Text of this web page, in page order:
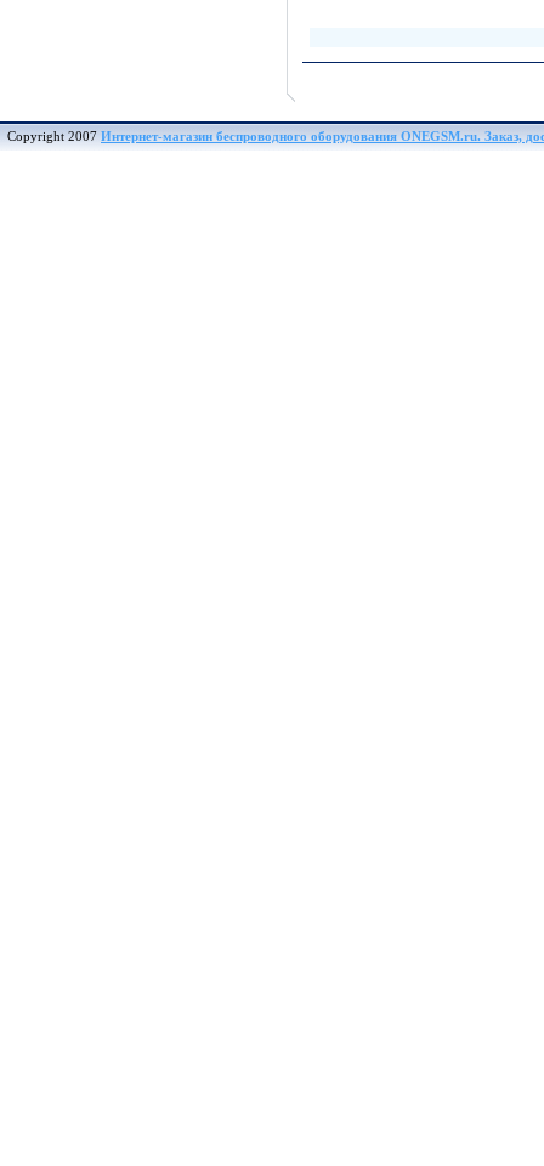
Copyright 2007 Интернет-магазин беспроводного оборудования ONEGSM.ru. Заказ,